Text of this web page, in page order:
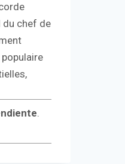
du chef de
.